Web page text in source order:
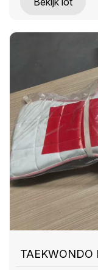
TAEKWONDO